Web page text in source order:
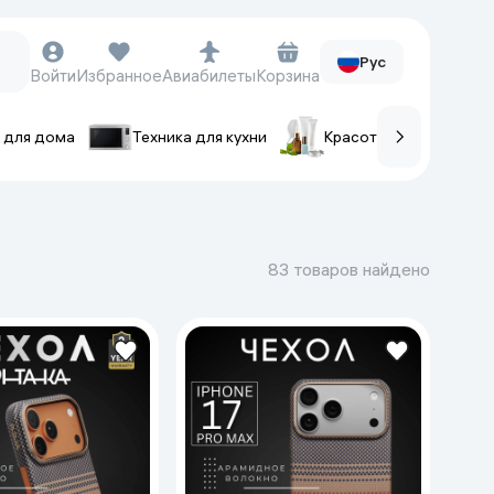
Фитнес-браслеты
Ремешки для часов
Фотоаппараты и видеокамеры
Фотоаппараты
Экшен-камеры
ВойтиИзбранноеАвиабилетыКорзина
Рус
для дома Техника для кухни Красота и уход
83 товаров найдено